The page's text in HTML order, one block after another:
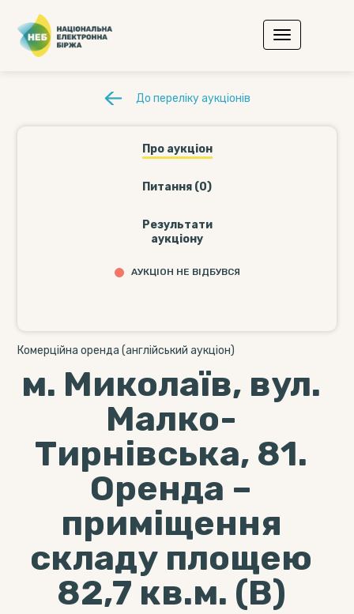
До переліку аукціонів
Про аукціон
Питання (0)
Результати
аукціону
АУКЦІОН НЕ ВІДБУВСЯ
Комерційна оренда (англійський аукціон)
м. Миколаїв, вул.
Малко-
Тирнівська, 81.
Оренда –
приміщення
складу площею
82,7 кв.м. (В)